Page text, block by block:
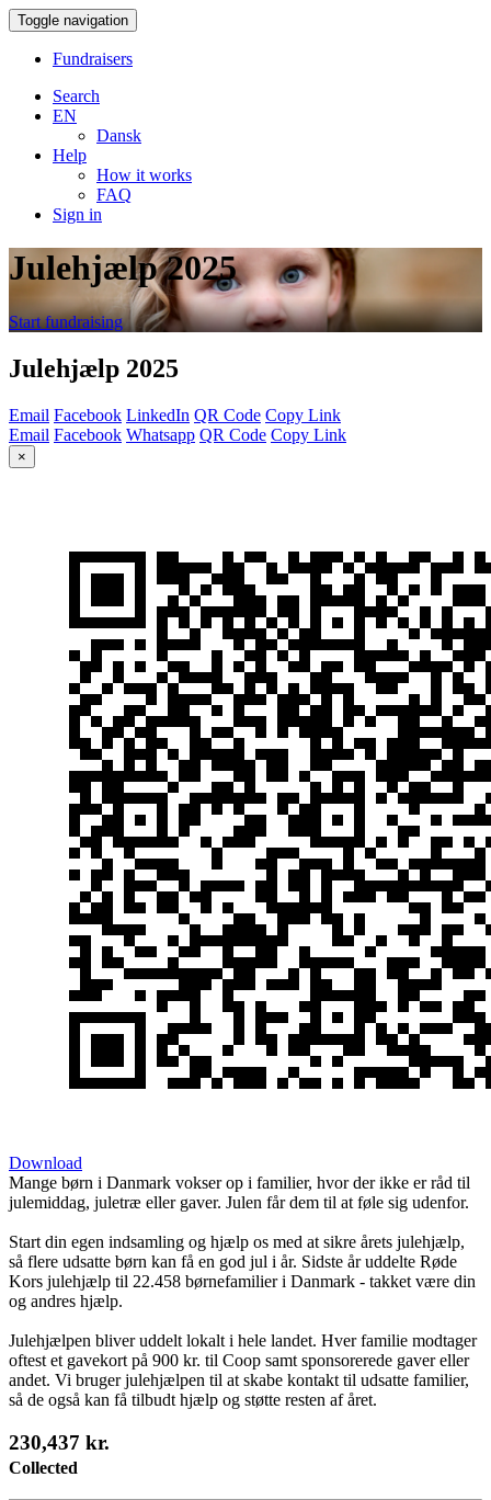
Toggle navigation
Fundraisers
Search
EN
Dansk
Help
How it works
FAQ
Sign in
Julehjælp 2025
Start fundraising
Julehjælp 2025
Email Facebook LinkedIn QR Code Copy Link
Email Facebook Whatsapp QR Code Copy Link
×
Download
Mange børn i Danmark vokser op i familier, hvor der ikke er råd til
julemiddag, juletræ eller gaver. Julen får dem til at føle sig udenfor.
Start din egen indsamling og hjælp os med at sikre årets julehjælp,
så flere udsatte børn kan få en god jul i år. Sidste år uddelte Røde
Kors julehjælp til 22.458 børnefamilier i Danmark - takket være din
og andres hjælp.
Julehjælpen bliver uddelt lokalt i hele landet. Hver familie modtager
oftest et gavekort på 900 kr. til Coop samt sponsorerede gaver eller
andet. Vi bruger julehjælpen til at skabe kontakt til udsatte familier,
så de også kan få tilbudt hjælp og støtte resten af året.
230,437 kr.
Collected